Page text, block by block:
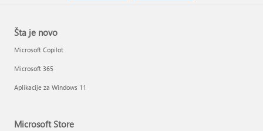
Šta je novo
Microsoft Copilot
Microsoft 365
Aplikacije za Windows 11
Microsoft Store